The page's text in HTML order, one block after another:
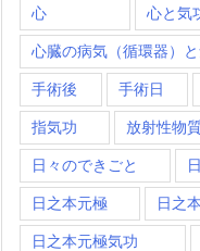
心 心と気
心臓の病気（循環器）
手術後 手術日
指気功 放射性物
日々のできごと
日之本元極 日之
日之本元極気功